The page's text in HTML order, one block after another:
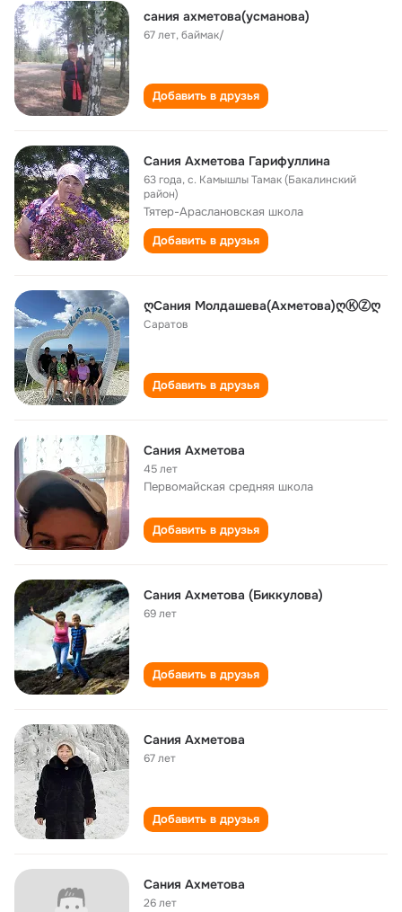
сания ахметова(усманова)
67 лет,баймак/
Добавить в друзья
Сания Ахметова Гарифуллина
63 года,с. Камышлы Тамак (Бакалинский
район)
Тятер-Араслановская школа
Добавить в друзья
ღСания Молдашева(Ахметова)ღⓀⓏღ
Саратов
Добавить в друзья
Сания Ахметова
45 лет
Первомайская cредняя школа
Добавить в друзья
Сания Ахметова (Биккулова)
69 лет
Добавить в друзья
Сания Ахметова
67 лет
Добавить в друзья
Сания Ахметова
26 лет